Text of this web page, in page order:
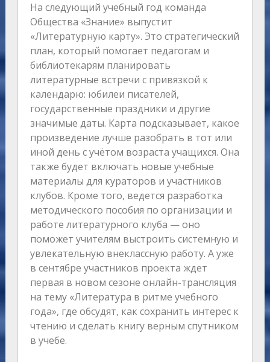
На следующий учебный год команда
Общества «Знание» выпустит
«Литературную карту». Это стратегический
план, который помогает педагогам и
библиотекарям планировать
литературные встречи с привязкой к
календарю: юбилеи писателей,
государственные праздники и другие
значимые даты. Карта подсказывает, какое
произведение лучше разобрать в тот или
иной день с учётом возраста учащихся. Она
также будет включать новые учебные
материалы для кураторов и участников
клубов. Кроме того, ведется разработка
методического пособия по организации и
работе литературного клуба — оно
поможет учителям выстроить системную и
увлекательную внеклассную работу. А уже
в сентябре участников проекта ждет
первая в новом сезоне онлайн-трансляция
на тему «Литература в ритме учебного
года», где обсудят, как сохранить интерес к
чтению и сделать книгу верным спутником
в учебе.